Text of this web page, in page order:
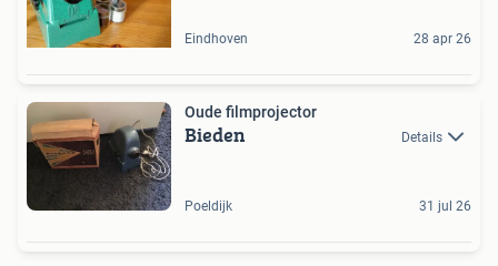
Eindhoven 28 apr 26
Oude filmprojector
Bieden Details
Poeldijk 31 jul 26